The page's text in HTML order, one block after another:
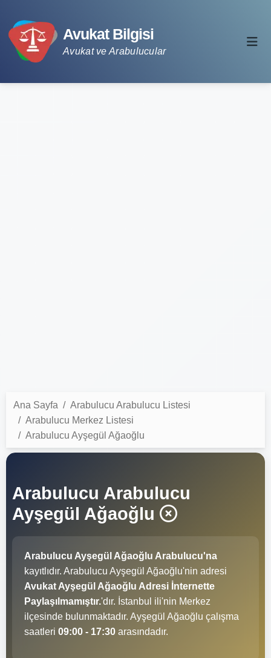
Avukat Bilgisi
Avukat ve Arabulucular
Ana Sayfa
Arabulucu Arabulucu Listesi
Arabulucu Merkez Listesi
Arabulucu Ayşegül Ağaoğlu
Arabulucu Arabulucu
Ayşegül Ağaoğlu
Arabulucu Ayşegül Ağaoğlu Arabulucu'na
kayıtlıdır. Arabulucu Ayşegül Ağaoğlu'nin adresi
Avukat Ayşegül Ağaoğlu Adresi İnternette
Paylaşılmamıştır.'dır. İstanbul ili'nin Merkez
ilçesinde bulunmaktadır. Ayşegül Ağaoğlu çalışma
saatleri 09:00 - 17:30 arasındadır.